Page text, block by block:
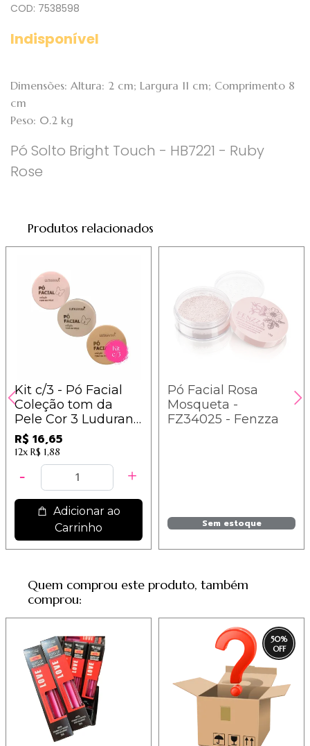
COD: 7538598
Indisponível
Dimensões: Altura: 2 cm; Largura 11 cm; Comprimento 8
cm
Peso: 0.2 kg
Pó Solto Bright Touch - HB7221 - Ruby
Rose
Produtos relacionados
Kit c/3 - Pó Facial
Coleção tom da
Pele Cor 3 Ludurana
- B00396
R$ 16,65
12x R$ 1,88
Adicionar ao
Carrinho
Pó Facial Rosa
Mosqueta -
FZ34025 - Fenzza
Sem estoque
Quem comprou este produto, também
comprou:
50%